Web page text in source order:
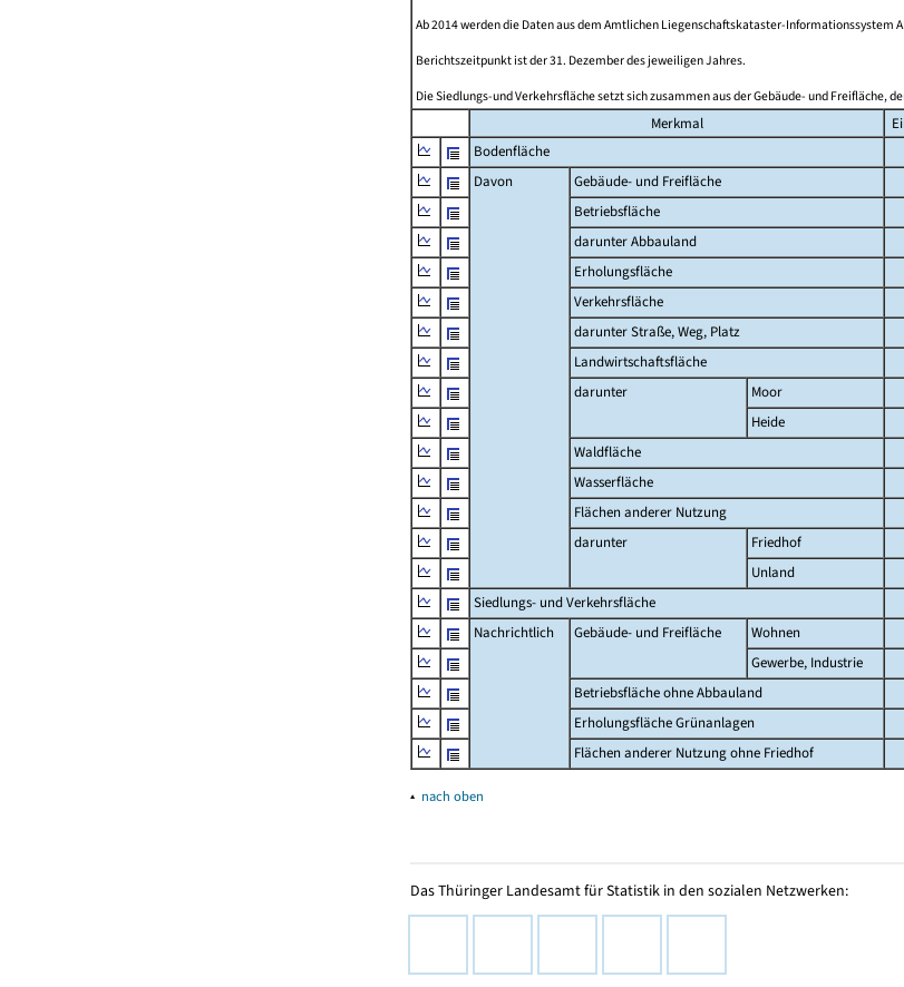
Ab 2014 werden die Daten aus dem Amtlichen Liegenschaftskataster-Informationssystem
Berichtszeitpunkt ist der 31. Dezember des jeweiligen Jahres.
Die Siedlungs-und Verkehrsfläche setzt sich zusammen aus der Gebäude- und Freifläche,
Merkmal
Bodenfläche
Davon
Gebäude- und Freifläche
Betriebsfläche
darunter Abbauland
Erholungsfläche
Verkehrsfläche
darunter Straße, Weg, Platz
Landwirtschaftsfläche
darunter
Moor
Heide
Waldfläche
Wasserfläche
Flächen anderer Nutzung
darunter
Friedhof
Unland
Siedlungs- und Verkehrsfläche
Nachrichtlich
Gebäude- und Freifläche Wohnen
Gewerbe, Industrie
Betriebsfläche ohne Abbauland
Erholungsfläche Grünanlagen
Flächen anderer Nutzung ohne Friedhof
▴ nach oben
Das Thüringer Landesamt für Statistik in den sozialen Netzwerken: